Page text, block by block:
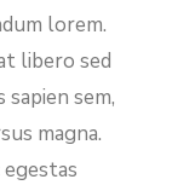
lorem.
libero sed
sem,
magna.